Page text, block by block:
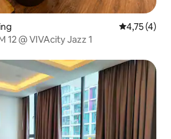
4,75 de
4,75 (4)
12 @ VIVAcity Jazz 1